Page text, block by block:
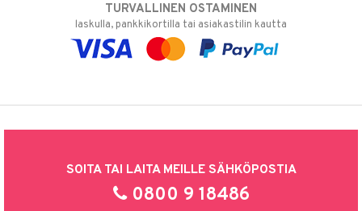
TURVALLINEN OSTAMINEN
laskulla, pankkikortilla tai asiakastilin kautta
SOITA TAI LAITA MEILLE SÄHKÖPOSTIA
0800 9 18486